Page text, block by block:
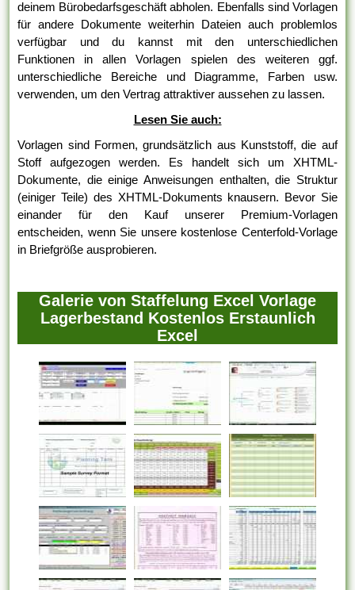
deinem Bürobedarfsgeschäft abholen. Ebenfalls sind Vorlagen
für andere Dokumente weiterhin Dateien auch problemlos
verfügbar und du kannst mit den unterschiedlichen
Funktionen in allen Vorlagen spielen des weiteren ggf.
unterschiedliche Bereiche und Diagramme, Farben usw.
verwenden, um den Vertrag attraktiver aussehen zu lassen.
Lesen Sie auch:
Vorlagen sind Formen, grundsätzlich aus Kunststoff, die auf
Stoff aufgezogen werden. Es handelt sich um XHTML-
Dokumente, die einige Anweisungen enthalten, die Struktur
(einiger Teile) des XHTML-Dokuments knausern. Bevor Sie
einander für den Kauf unserer Premium-Vorlagen
entscheiden, wenn Sie unsere kostenlose Centerfold-Vorlage
in Briefgröße ausprobieren.
Galerie von Staffelung Excel Vorlage
Lagerbestand Kostenlos Erstaunlich
Excel